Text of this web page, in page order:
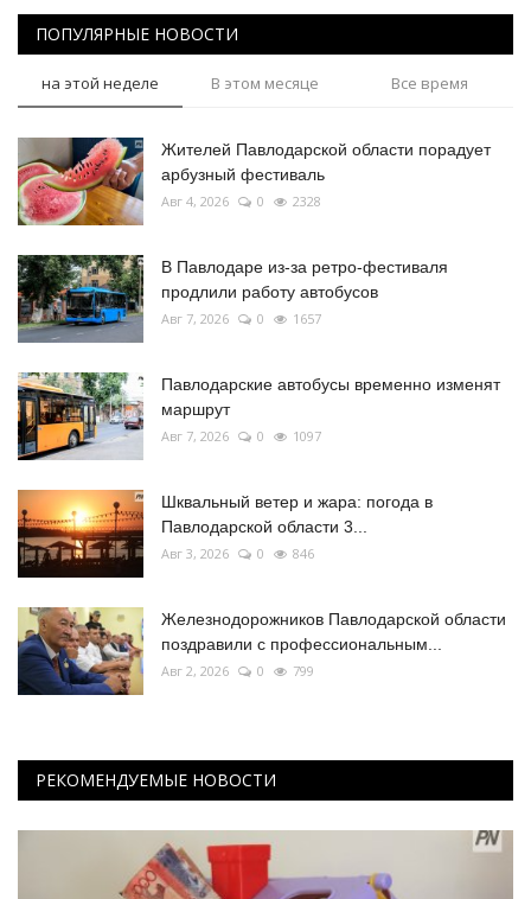
ПОПУЛЯРНЫЕ НОВОСТИ
на этой неделе В этом месяце Все время
Жителей Павлодарской области порадует
арбузный фестиваль
Авг 4, 2026 0 2328
В Павлодаре из-за ретро-фестиваля
продлили работу автобусов
Авг 7, 2026 0 1657
Павлодарские автобусы временно изменят
маршрут
Авг 7, 2026 0 1097
Шквальный ветер и жара: погода в
Павлодарской области 3...
Авг 3, 2026 0 846
Железнодорожников Павлодарской области
поздравили с профессиональным...
Авг 2, 2026 0 799
РЕКОМЕНДУЕМЫЕ НОВОСТИ